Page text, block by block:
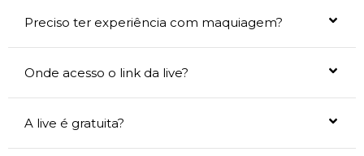
Preciso ter experiência com maquiagem?
Onde acesso o link da live?
A live é gratuita?